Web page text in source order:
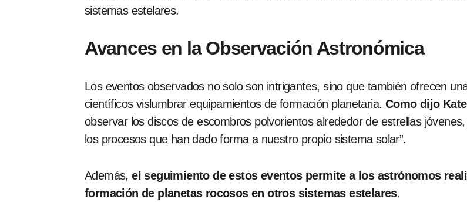
sistemas estelares.
Avances en la Observación Astronómica
Los eventos observados no solo son intrigantes, sino que también ofrecen
científicos vislumbrar equipamientos de formación planetaria. Como dijo
observar los discos de escombros polvorientos alrededor de estrellas
los procesos que han dado forma a nuestro propio sistema solar”.
Además,el seguimiento de estos eventos permite a los astrónomos
formación de planetas rocosos en otros sistemas estelares.